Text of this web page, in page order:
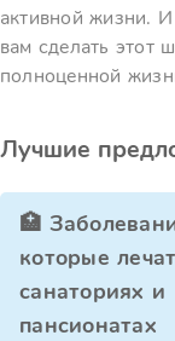
активной жизни.
вам сделать этот
полноценной
Лучшие
🏥
которые
санаториях и
пансионатах